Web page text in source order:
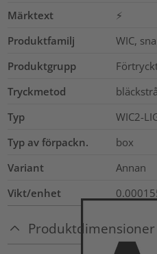
Märktext
⚡
Produktfamilj
WIC,
Produktgrupp
Tryckmetod
Typ
WIC2-
Typ av förpackn.
box
Variant
Annan
Vikt/enhet
Produktdimensioner